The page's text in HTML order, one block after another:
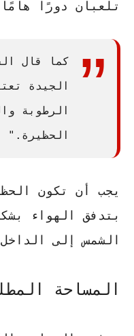
تلعبان دورًا
كما قال
الجيدة
الرطوبة
الحظيرة."
يجب أن تكون
بتدفق الهواء
الشمس إلى
المساحة